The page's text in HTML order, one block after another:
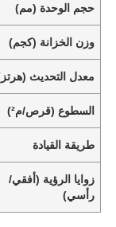
حجم الوحدة (مم)
وزن الخزانة (كجم)
معدل التحديث
السطوع (قرص/م²)
طريقة القيادة
زوايا الرؤية (أفقي/
رأسي)